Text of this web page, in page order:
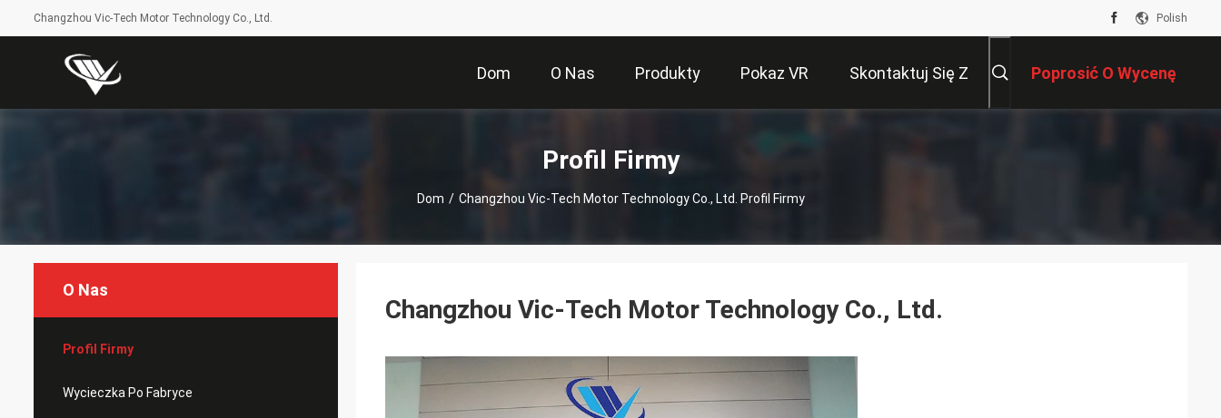
Changzhou Vic-Tech Motor Technology Co., Ltd. Polish
Dom O Nas Produkty Pokaz VR Skontaktuj Się Z Poprosić O Wycenę
Profil Firmy
Dom / Changzhou Vic-Tech Motor Technology Co., Ltd. Profil Firmy
O Nas
Profil Firmy
Wycieczka Po Fabryce
Changzhou Vic-Tech Motor Technology Co., Ltd.